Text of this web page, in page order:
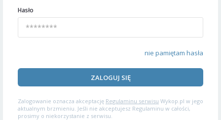
Hasło
nie pamiętam hasła
ZALOGUJ SIĘ
Zalogowanie oznacza akceptację Regulaminu serwisu Wykop.pl w jego
aktualnym brzmieniu. Jeśli nie akceptujesz Regulaminu w całości,
prosimy o niekorzystanie z serwisu.